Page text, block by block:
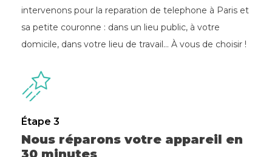
intervenons pour la reparation de telephone à Paris et
sa petite couronne : dans un lieu public, à votre
domicile, dans votre lieu de travail… À vous de choisir !
Étape 3
Nous réparons votre appareil en
30 minutes